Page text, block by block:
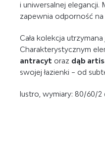
i uniwersalnej elegancji.
zapewnia odporność
Cała kolekcja
Charakterystycznym
antracyt oraz dąb
swojej łazienki – od
lustro, wymiary: 80/60/2